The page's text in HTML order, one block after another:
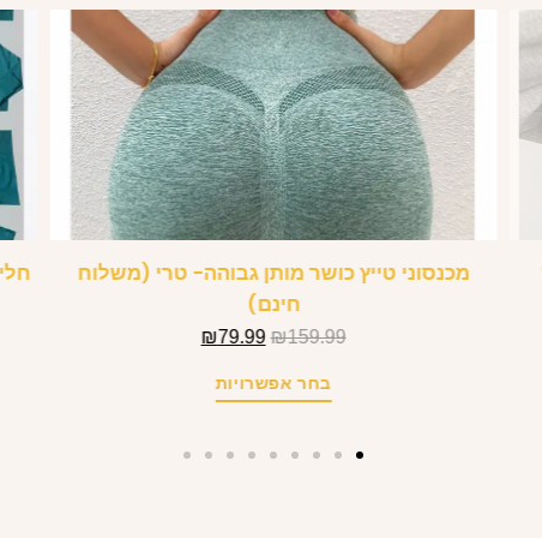
מכנסוני טייץ כושר מותן גבוהה- טרי (משלוח
חינם)
₪159.99
₪79.99
בחר אפשרויות
חליפת